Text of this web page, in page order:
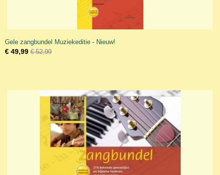
Gele zangbundel Muziekeditie - Nieuw!
€ 49,99 € 52,99